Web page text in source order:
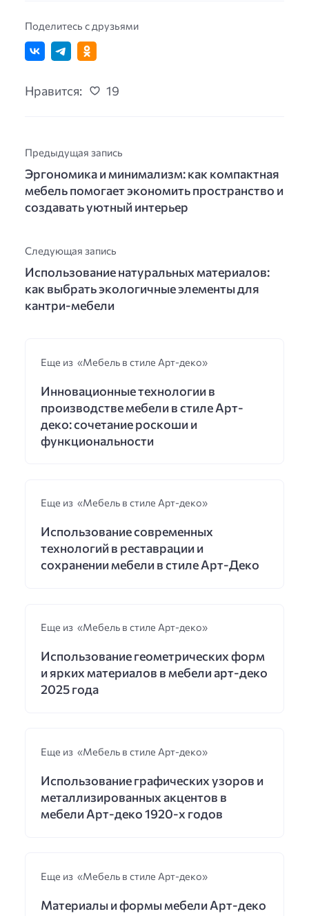
Поделитесь с друзьями
Нравится: 19
Предыдущая запись
Эргономика и минимализм: как компактная
мебель помогает экономить пространство и
создавать уютный интерьер
Следующая запись
Использование натуральных материалов:
как выбрать экологичные элементы для
кантри-мебели
Еще из «Мебель в стиле Арт-деко»
Инновационные технологии в
производстве мебели в стиле Арт-
деко: сочетание роскоши и
функциональности
Еще из «Мебель в стиле Арт-деко»
Использование современных
технологий в реставрации и
сохранении мебели в стиле Арт-Деко
Еще из «Мебель в стиле Арт-деко»
Использование геометрических форм
и ярких материалов в мебели арт-деко
2025 года
Еще из «Мебель в стиле Арт-деко»
Использование графических узоров и
металлизированных акцентов в
мебели Арт-деко 1920-х годов
Еще из «Мебель в стиле Арт-деко»
Материалы и формы мебели Арт-деко